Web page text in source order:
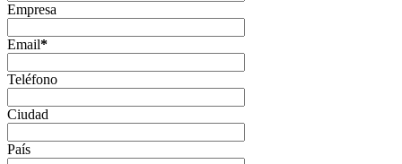
Empresa
Email*
Teléfono
Ciudad
País